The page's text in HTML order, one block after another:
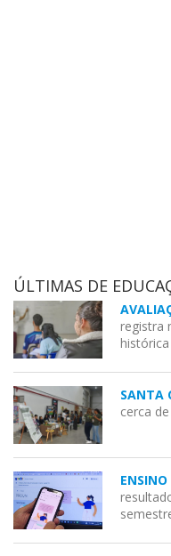
ÚLTIMAS DE
registra
histórica
SANTA
cerca
ENSINO